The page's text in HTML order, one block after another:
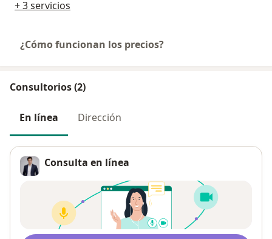
+ 3 servicios
¿Cómo funcionan los precios?
Consultorios (2)
En línea Dirección
Consulta en línea